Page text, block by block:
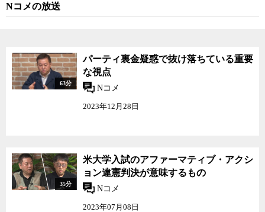
Nコメの放送
63分
パーティ裏金疑惑で抜け落ちている重要
な視点
Nコメ
2023年12月28日
35分
米大学入試のアファーマティブ・アクシ
ョン違憲判決が意味するもの
Nコメ
2023年07月08日